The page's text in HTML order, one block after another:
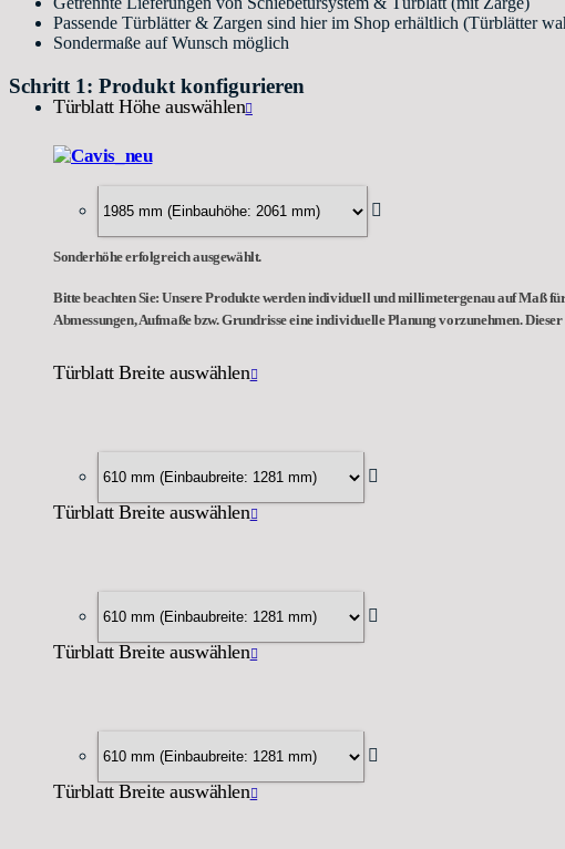
Passende Türblätter & Zargen sind hier im Shop erhältlich (Türblätter
Sondermaße auf Wunsch möglich
Schritt 1: Produkt konfigurieren
Türblatt Höhe auswählen
Sonderhöhe erfolgreich ausgewählt.
Bitte beachten Sie: Unsere Produkte werden individuell und millimetergenau auf Maß
Abmessungen, Aufmaße bzw. Grundrisse eine individuelle Planung vorzunehmen.Dieser
Türblatt Breite auswählen
Türblatt Breite auswählen
Türblatt Breite auswählen
Türblatt Breite auswählen